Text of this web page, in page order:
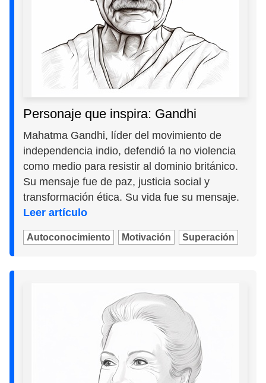
Personaje que inspira: Gandhi
Mahatma Gandhi, líder del movimiento de
independencia indio, defendió la no violencia
como medio para resistir al dominio británico.
Su mensaje fue de paz, justicia social y
transformación ética. Su vida fue su mensaje.
Leer artículo
Autoconocimiento Motivación Superación